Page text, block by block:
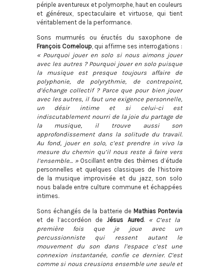
périple aventureux et polymorphe, haut en couleurs
et généreux, spectaculaire et virtuose, qui tient
véritablement de la performance.
Sons murmurés ou éructés du saxophone de
François Corneloup, qui affirme ses interrogations :
« Pourquoi jouer en solo si nous aimons jouer
avec les autres ? Pourquoi jouer en solo puisque
la musique est presque toujours affaire de
polyphonie, de polyrythmie, de contrepoint,
d’échange collectif ? Parce que pour bien jouer
avec les autres, il faut une exigence personnelle,
un désir intime et si celui-ci est
indiscutablement nourri de la joie du partage de
la musique, il trouve aussi son
approfondissement dans la solitude du travail.
Au fond, jouer en solo, c’est prendre in vivo la
mesure du chemin qu’il nous reste à faire vers
l’ensemble… »Oscillant entre des thèmes d’étude
personnelles et quelques classiques de l’histoire
de la musique improvisée et du jazz, son solo
nous balade entre culture commune et échappées
intimes.
Sons échangés de la batterie de Mathias Pontevia
et de l’accordéon deJésus Aured . « C’est la
première fois que je joue avec un
percussionniste qui ressent autant le
mouvement du son dans l’espace c’est une
connexion instantanée, confie ce dernier. C’est
comme si nous creusions ensemble une seule et